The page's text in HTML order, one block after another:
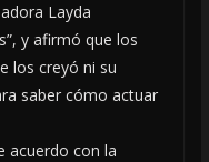
Layda
y afirmó que los
los creyó ni su
saber cómo actuar
acuerdo con la